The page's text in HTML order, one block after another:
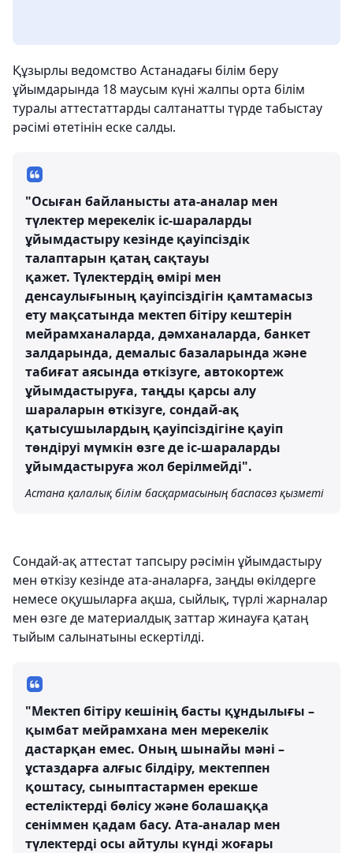
Құзырлы ведомство Астанадағы білім беру
ұйымдарында 18 маусым күні жалпы орта білім
туралы аттестаттарды салтанатты түрде табыстау
рәсімі өтетінін еске салды.
"Осыған байланысты ата-аналар мен
түлектер мерекелік іс-шараларды
ұйымдастыру кезінде қауіпсіздік
талаптарын қатаң сақтауы
қажет. Түлектердің өмірі мен
денсаулығының қауіпсіздігін қамтамасыз
ету мақсатында мектеп бітіру кештерін
мейрамханаларда, дәмханаларда, банкет
залдарында, демалыс базаларында және
табиғат аясында өткізуге, автокортеж
ұйымдастыруға, таңды қарсы алу
шараларын өткізуге, сондай-ақ
қатысушылардың қауіпсіздігіне қауіп
төндіруі мүмкін өзге де іс-шараларды
ұйымдастыруға жол берілмейді".
Астана қалалық білім басқармасының баспасөз қызметі
Сондай-ақ аттестат тапсыру рәсімін ұйымдастыру
мен өткізу кезінде ата-аналарға, заңды өкілдерге
немесе оқушыларға ақша, сыйлық, түрлі жарналар
мен өзге де материалдық заттар жинауға қатаң
тыйым салынатыны ескертілді.
"Мектеп бітіру кешінің басты құндылығы –
қымбат мейрамхана мен мерекелік
дастарқан емес. Оның шынайы мәні –
ұстаздарға алғыс білдіру, мектеппен
қоштасу, сыныптастармен ерекше
естеліктерді бөлісу және болашаққа
сеніммен қадам басу. Ата-аналар мен
түлектерді осы айтулы күнді жоғары